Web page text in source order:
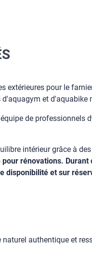
extérieures pour le
et
de
intérieur grâce à
rénovations.
disponibilité et sur
authentique et